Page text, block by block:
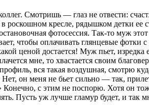
Смотришь — глаз не отвести:
роскошном кресле, рядышком детки
фотосессия. Так-то муж
чтобы оплачивать глянцевые
ценой достается! Муж пьет,
мне, то хвастается своим
вся такая воздушная, смотрю
он меня не бьет сильно — так,
с этим не поспорю. Хотя он
Пусть уж лучше гламур будет, и так